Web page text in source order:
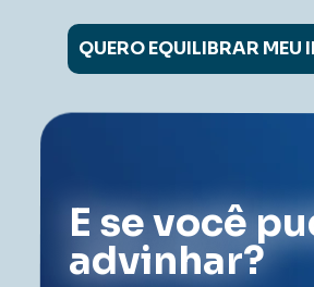
QUERO EQUILIBRAR MEU
E se você
advinhar?